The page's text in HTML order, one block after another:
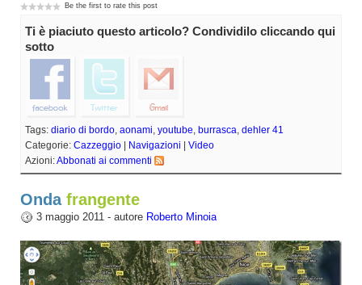
Be the first to rate this post
Ti è piaciuto questo articolo? Condividilo cliccando qui
sotto
Tags: diario di bordo aonami youtube burrasca dehler 41
Categorie: Cazzeggio | Navigazioni | Video
Azioni:Abbonati ai commenti
Onda frangente
3 maggio 2011 - autore Roberto Minoia